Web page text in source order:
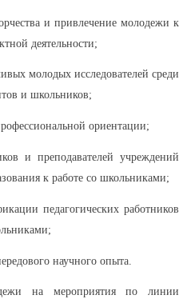
и привлечение молодежи к
деятельности;
молодых исследователей среди
и школьников;
ориентации;
и преподавателей учреждений
к работе со школьниками;
педагогических работников
научного опыта.
на мероприятия по линии